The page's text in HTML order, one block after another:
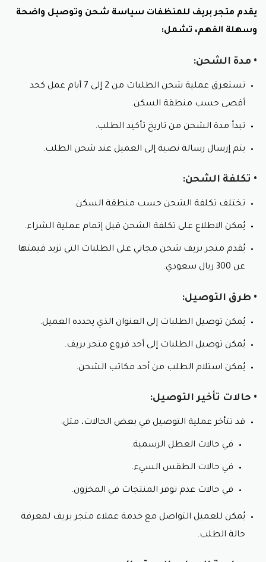
يقدم متجر بريف للمنظفات سياسة شحن وتوصيل واضحة
وسهلة الفهم، تشمل:
• مدة الشحن:
تستغرق عملية شحن الطلبات من 2 إلى 7 أيام عمل كحد
أقصى حسب منطقة السكن.
تبدأ مدة الشحن من تاريخ تأكيد الطلب.
يتم إرسال رسالة نصية إلى العميل عند شحن الطلب.
• تكلفة الشحن:
تختلف تكلفة الشحن حسب منطقة السكن.
يُمكن الاطلاع على تكلفة الشحن قبل إتمام عملية الشراء.
يُقدم متجر بريف شحن مجاني على الطلبات التي تزيد قيمتها
عن 300 ريال سعودي.
• طرق التوصيل:
يُمكن توصيل الطلبات إلى العنوان الذي يحدده العميل.
يُمكن توصيل الطلبات إلى أحد فروع متجر بريف.
يُمكن استلام الطلب من أحد مكاتب الشحن.
• حالات تأخير التوصيل:
قد تتأخر عملية التوصيل في بعض الحالات، مثل:
في حالات العطل الرسمية.
في حالات الطقس السيء.
في حالات عدم توفر المنتجات في المخزون.
يُمكن للعميل التواصل مع خدمة عملاء متجر بريف لمعرفة
حالة الطلب.